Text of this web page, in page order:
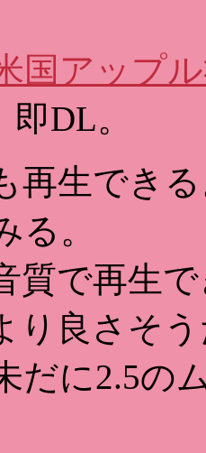
国アップ
DL。
再生でき
る。
で再生
り良さそ
に2.5の